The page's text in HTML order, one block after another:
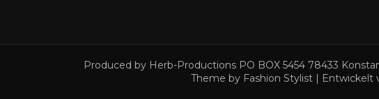
Produced by Herb-Productions PO BOX 5454 78433
Theme by Fashion Stylist | Entwickelt